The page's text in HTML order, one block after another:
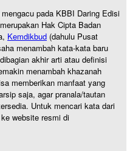
pada KBBI Daring Edisi
Hak Cipta Badan
Kemdikbud (dahulu Pusat
menambah kata-kata baru
akhir arti atau definisi
menambah khazanah
memberikan manfaat yang
saja, agar pranala/tautan
Untuk mencari kata dari
website resmi di